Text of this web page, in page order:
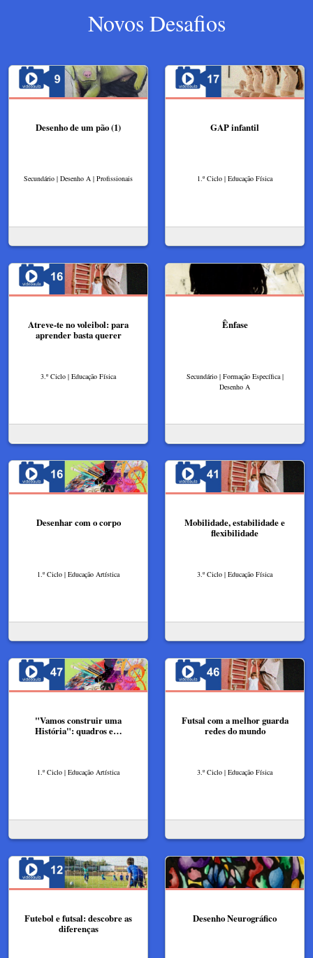
Novos Desafios
Desenho de um pão (1)
Secundário | Desenho A | Profissionais
GAP infantil
1.º Ciclo | Educação Física
Atreve-te no voleibol: para
aprender basta querer
3.º Ciclo | Educação Física
Ênfase
Secundário | Formação Específica |
Desenho A
Desenhar com o corpo
1.º Ciclo | Educação Artística
Mobilidade, estabilidade e
flexibilidade
3.º Ciclo | Educação Física
"Vamos construir uma
História": quadros e…
1.º Ciclo | Educação Artística
Futsal com a melhor guarda
redes do mundo
3.º Ciclo | Educação Física
Futebol e futsal: descobre as
diferenças
Desenho Neurográfico